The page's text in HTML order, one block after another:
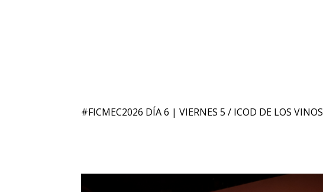
#FICMEC2026 DÍA 6 | VIERNES 5 / ICOD DE LOS VINOS